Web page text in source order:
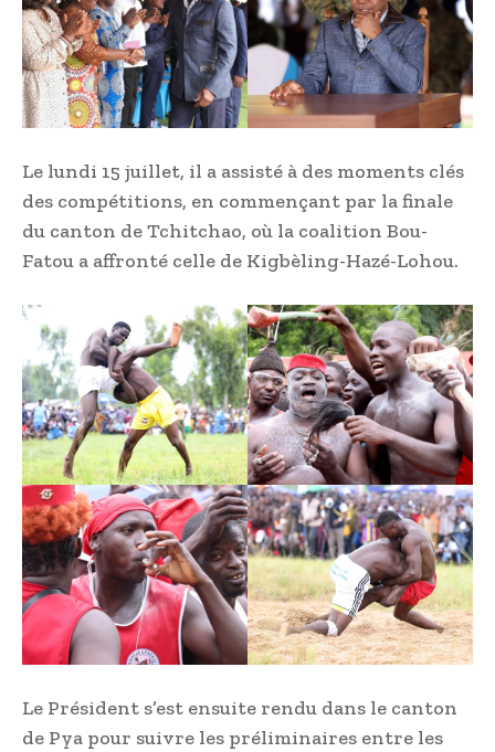
Le lundi 15 juillet, il a assisté à des moments clés
des compétitions, en commençant par la finale
du canton de Tchitchao, où la coalition Bou-
Fatou a affronté celle de Kigbèling-Hazé-Lohou.
Le Président s’est ensuite rendu dans le canton
de Pya pour suivre les préliminaires entre les